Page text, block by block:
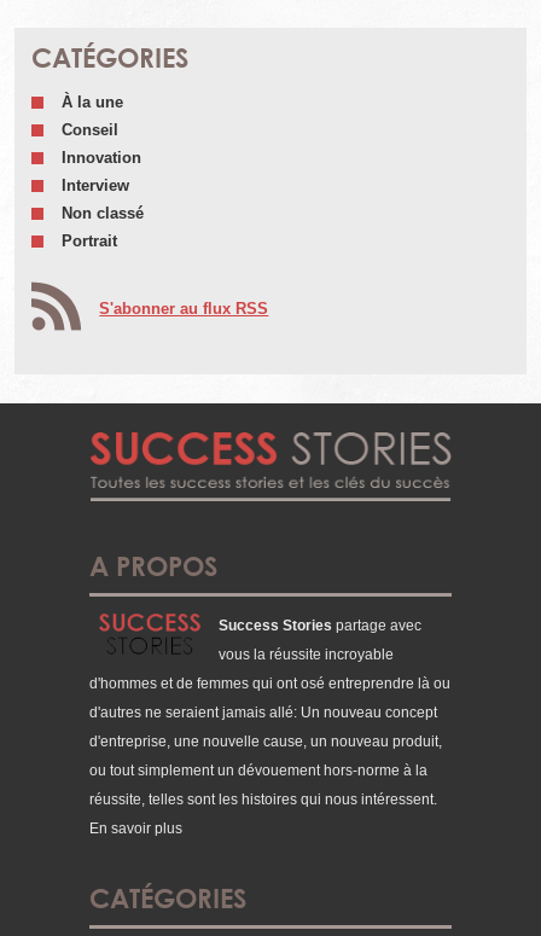
CATÉGORIES
À la une
Conseil
Innovation
Interview
Non classé
Portrait
S'abonner au flux RSS
A PROPOS
Success Stories partage avec
vous la réussite incroyable
d'hommes et de femmes qui ont osé entreprendre là ou
d'autres ne seraient jamais allé: Un nouveau concept
d'entreprise, une nouvelle cause, un nouveau produit,
ou tout simplement un dévouement hors-norme à la
réussite, telles sont les histoires qui nous intéressent.
En savoir plus
CATÉGORIES